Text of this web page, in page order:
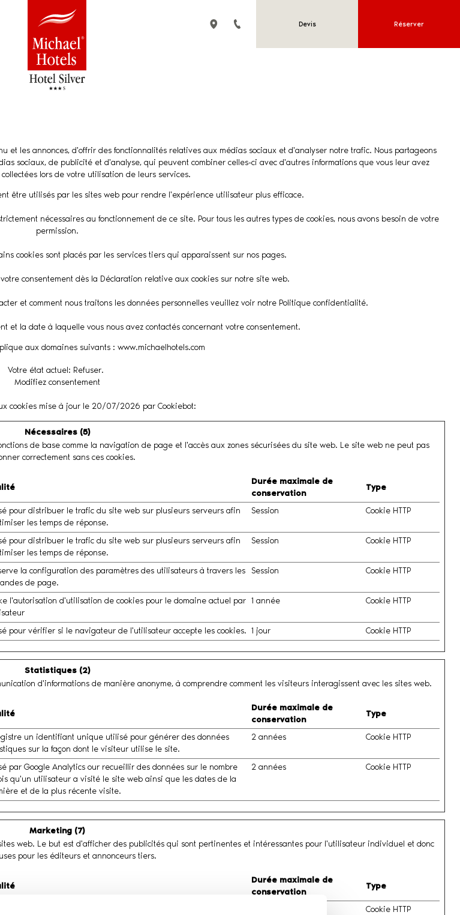
Devis Réserver
et les annonces, d'offrir des fonctionnalités relatives aux médias sociaux et d'analyser notre trafic. Nous partageons
sociaux, de publicité et d'analyse, qui peuvent combiner celles-ci avec d'autres informations que vous leur avez
lors de votre utilisation de leurs services.
être utilisés par les sites web pour rendre l'expérience utilisateur plus efficace.
nécessaires au fonctionnement de ce site. Pour tous les autres types de cookies, nous avons besoin de votre
permission.
cookies sont placés par les services tiers qui apparaissent sur nos pages.
consentement dès la Déclaration relative aux cookies sur notre site web.
et comment nous traitons les données personnelles veuillez voir notre Politique confidentialité.
et la date à laquelle vous nous avez contactés concernant votre consentement.
aux domaines suivants : www.michaelhotels.com
Votre état ​​actuel: Refuser.
Modifiez consentement
cookies mise à jour le 20/07/2026 par Cookiebot:
Nécessaires (5)
de base comme la navigation de page et l'accès aux zones sécurisées du site web. Le site web ne peut pas
correctement sans ces cookies.
Durée maximale de
conservation
Type
pour distribuer le trafic du site web sur plusieurs serveurs afin
les temps de réponse.
Session Cookie HTTP
pour distribuer le trafic du site web sur plusieurs serveurs afin
les temps de réponse.
Session Cookie HTTP
la configuration des paramètres des utilisateurs à travers les
de page.
Session Cookie HTTP
l'autorisation d'utilisation de cookies pour le domaine actuel par 1 année Cookie HTTP
pour vérifier si le navigateur de l'utilisateur accepte les cookies. 1 jour Cookie HTTP
Statistiques (2)
d'informations de manière anonyme, à comprendre comment les visiteurs interagissent avec les sites web.
Durée maximale de
conservation
Type
un identifiant unique utilisé pour générer des données
sur la façon dont le visiteur utilise le site.
2 années Cookie HTTP
par Google Analytics our recueillir des données sur le nombre
qu'un utilisateur a visité le site web ainsi que les dates de la
et de la plus récente visite.
2 années Cookie HTTP
Marketing (7)
web. Le but est d'afficher des publicités qui sont pertinentes et intéressantes pour l'utilisateur individuel et donc
pour les éditeurs et annonceurs tiers.
Durée maximale de
conservation
Type
Cookie HTTP